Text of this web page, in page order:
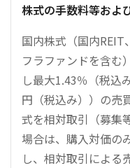
株式の手数料等およ
国内株式（国内
フラファンドを含む
し最大1.43％（税込
円（税込み））の売
式を相対取引（募集
場合は、購入対価の
し、相対取引による